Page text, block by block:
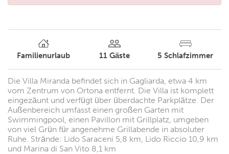
Familienurlaub 11 Gäste 5 Schlafzimmer
Die Villa Miranda befindet sich in Gagliarda, etwa 4 km
vom Zentrum von Ortona entfernt. Die Villa ist komplett
eingezäunt und verfügt über überdachte Parkplätze. Der
Außenbereich umfasst einen großen Garten mit
Swimmingpool, einen Pavillon mit Grillplatz, umgeben
von viel Grün für angenehme Grillabende in absoluter
Ruhe. Strände: Lido Saraceni 5,8 km, Lido Riccio 10,9 km
und Marina di San Vito 8,1 km